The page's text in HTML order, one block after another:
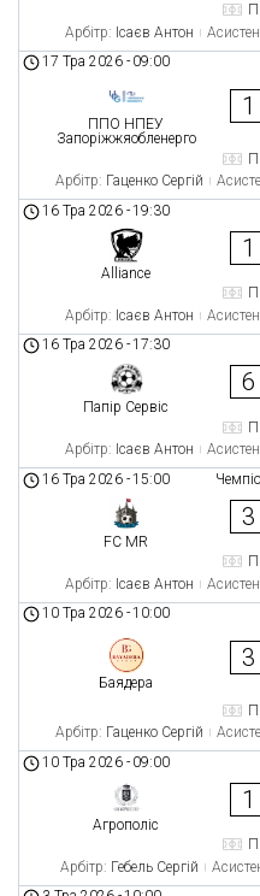
Арбітр: Ісаєв Антон
17 Тра 2026 - 09:00
ППО НПЕУ
Запоріжжяобленерго
1
Арбітр: Гаценко Сергій
16 Тра 2026 -19:30
Alliance
1
Арбітр: Ісаєв Антон
16 Тра 2026 -17:30
Папір Сервіс
6
Арбітр: Ісаєв Антон
16 Тра 2026 -15:00
FC MR
3
Арбітр: Ісаєв Антон
10 Тра 2026 -10:00
Баядера
3
Арбітр: Гаценко Сергій
10 Тра 2026 - 09:00
Агрополіс
1
Арбітр: Гебель Сергій